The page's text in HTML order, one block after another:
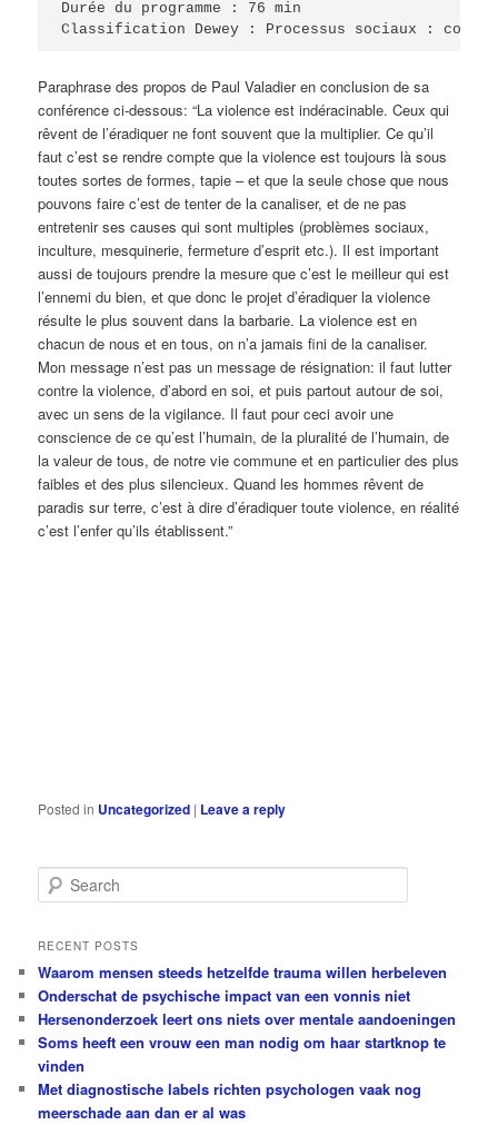
Durée du programme : 76 min
Classification Dewey : Processus sociaux :
Paraphrase des propos de Paul Valadier en conclusion de sa
conférence ci-dessous: “La violence est indéracinable. Ceux qui
rêvent de l’éradiquer ne font souvent que la multiplier. Ce qu’il
faut c’est se rendre compte que la violence est toujours là sous
toutes sortes de formes, tapie – et que la seule chose que nous
pouvons faire c’est de tenter de la canaliser, et de ne pas
entretenir ses causes qui sont multiples (problèmes sociaux,
inculture, mesquinerie, fermeture d’esprit etc.). Il est important
aussi de toujours prendre la mesure que c’est le meilleur qui est
l’ennemi du bien, et que donc le projet d’éradiquer la violence
résulte le plus souvent dans la barbarie. La violence est en
chacun de nous et en tous, on n’a jamais fini de la canaliser.
Mon message n’est pas un message de résignation: il faut lutter
contre la violence, d’abord en soi, et puis partout autour de soi,
avec un sens de la vigilance. Il faut pour ceci avoir une
conscience de ce qu’est l’humain, de la pluralité de l’humain, de
la valeur de tous, de notre vie commune et en particulier des plus
faibles et des plus silencieux. Quand les hommes rêvent de
paradis sur terre, c’est à dire d’éradiquer toute violence, en réalité
c’est l’enfer qu’ils établissent.”
Posted in Uncategorized | Leave a reply
e
r
h
RECENT POSTS
Waarom mensen steeds hetzelfde trauma willen herbeleven
Onderschat de psychische impact van een vonnis niet
Hersenonderzoek leert ons niets over mentale aandoeningen
Soms heeft een vrouw een man nodig om haar startknop te
vinden
Met diagnostische labels richten psychologen vaak nog
meerschade aan dan er al was